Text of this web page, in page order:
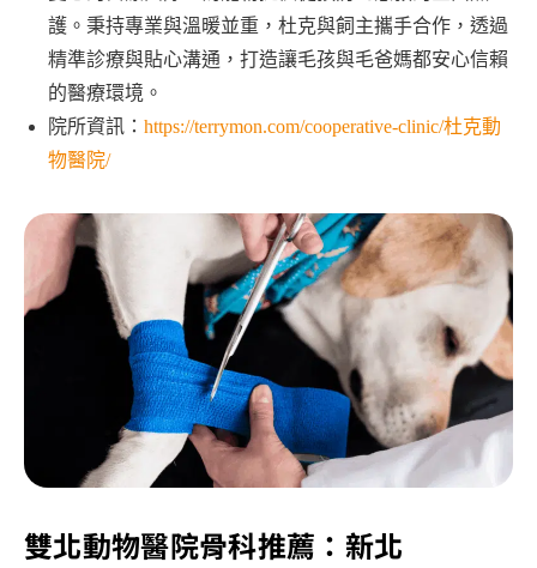
護。秉持專業與溫暖並重，杜克與飼主攜手合作，透過
精準診療與貼心溝通，打造讓毛孩與毛爸媽都安心信賴
的醫療環境。
院所資訊： https://terrymon.com/cooperative-clinic/杜克動
物醫院/
雙北動物醫院骨科推薦：新北